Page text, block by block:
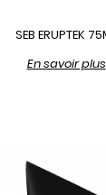
SEB ERUPTEK
En savoir plus